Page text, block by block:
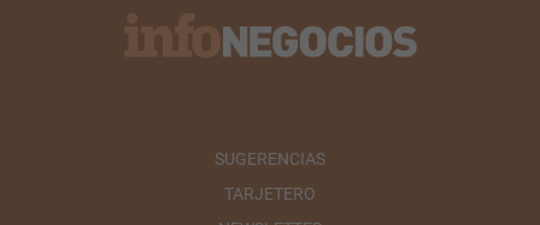
SUGERENCIAS
TARJETERO